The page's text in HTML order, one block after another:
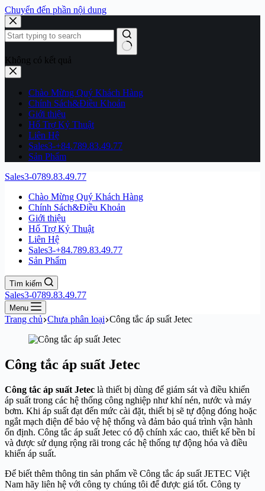
Chuyển đến phần nội dung
Không có kết quả
Chào Mừng Quý Khách Hàng
Chính Sách&Điều Khoản
Giới thiệu
Hổ Trợ Kỷ Thuật
Liên Hệ
Sales3-+84.789.83.49.77
Sản Phẩm
Sales3-0789.83.49.77
Chào Mừng Quý Khách Hàng
Chính Sách&Điều Khoản
Giới thiệu
Hổ Trợ Kỷ Thuật
Liên Hệ
Sales3-+84.789.83.49.77
Sản Phẩm
Tìm kiếm
Sales3-0789.83.49.77
Menu
Trang chủ Chưa phân loại Công tắc áp suất Jetec
Công tắc áp suất Jetec
Công tắc áp suất Jetec là thiết bị dùng để giám sát và điều khiển
áp suất trong các hệ thống công nghiệp như khí nén, nước và máy
bơm. Khi áp suất đạt đến mức cài đặt, thiết bị sẽ tự động đóng hoặc
ngắt mạch điện để bảo vệ hệ thống và đảm bảo quá trình vận hành
ổn định. Công tắc áp suất Jetec có độ chính xác cao, thiết kế bền bỉ
và được sử dụng rộng rãi trong các hệ thống tự động hóa và điều
khiển áp suất.
Để biết thêm thông tin sản phẩm về Công tắc áp suất JETEC Việt
Nam hãy liên hệ với công ty chúng tôi để được giá tốt. Công ty